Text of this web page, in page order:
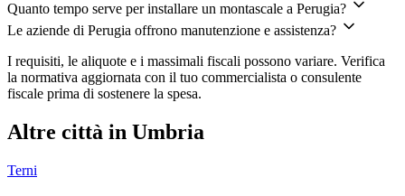
Quanto tempo serve per installare un montascale a Perugia?
Le aziende di Perugia offrono manutenzione e assistenza?
I requisiti, le aliquote e i massimali fiscali possono variare. Verifica
la normativa aggiornata con il tuo commercialista o consulente
fiscale prima di sostenere la spesa.
Altre città in Umbria
Terni